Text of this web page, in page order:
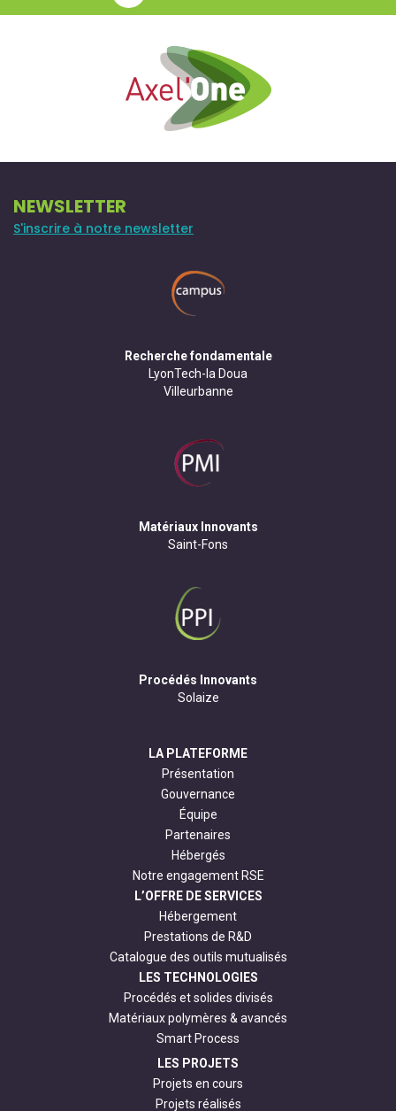
NEWSLETTER
S'inscrire à notre newsletter
Recherche fondamentale
LyonTech-la Doua
Villeurbanne
Matériaux Innovants
Saint-Fons
Procédés Innovants
Solaize
LA PLATEFORME
Présentation
Gouvernance
Équipe
Partenaires
Hébergés
Notre engagement RSE
L’OFFRE DE SERVICES
Hébergement
Prestations de R&D
Catalogue des outils mutualisés
LES TECHNOLOGIES
Procédés et solides divisés
Matériaux polymères & avancés
Smart Process
LES PROJETS
Projets en cours
Projets réalisés